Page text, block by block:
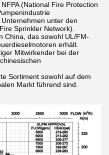
(National Fire Protection
unter den
Sprinkler Network).
China, das sowohl UL/FM-
erhält.
Mitwirkender bei der
Sortiment sowohl auf dem
Markt führend sind.